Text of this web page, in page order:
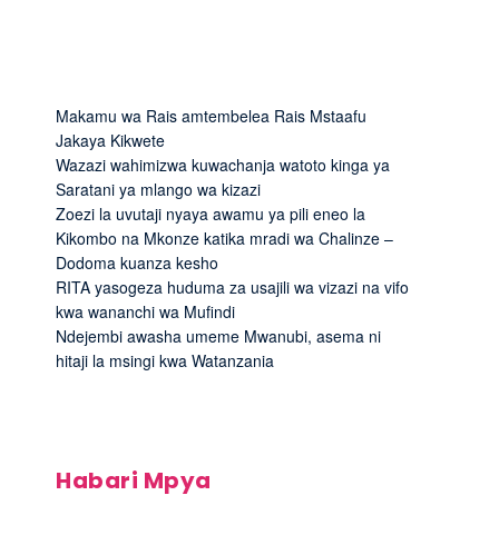
Makamu wa Rais amtembelea Rais Mstaafu
Jakaya Kikwete
Wazazi wahimizwa kuwachanja watoto kinga ya
Saratani ya mlango wa kizazi
Zoezi la uvutaji nyaya awamu ya pili eneo la
Kikombo na Mkonze katika mradi wa Chalinze –
Dodoma kuanza kesho
RITA yasogeza huduma za usajili wa vizazi na vifo
kwa wananchi wa Mufindi
Ndejembi awasha umeme Mwanubi, asema ni
hitaji la msingi kwa Watanzania
Habari Mpya